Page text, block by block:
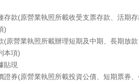
存款(原營業執照所載收受支票存款、活期
)
(原營業執照所載辦理短期及中期、長期放
本項)
貼現
證券(原營業執照所載投資公債、短期票券